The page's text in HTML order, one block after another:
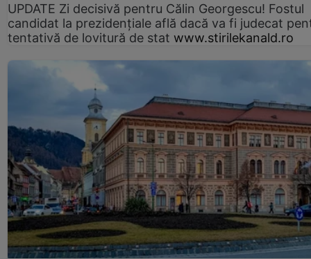
UPDATE Zi decisivă pentru Călin Georgescu! Fostul
candidat la prezidențiale află dacă va fi judecat
tentativă de lovitură de stat www.stirilekanald.ro